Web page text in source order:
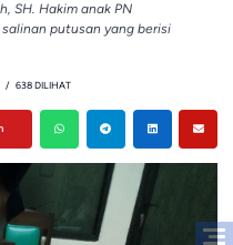
SH. Hakim anak PN
putusan yang berisi
638 DILIHAT